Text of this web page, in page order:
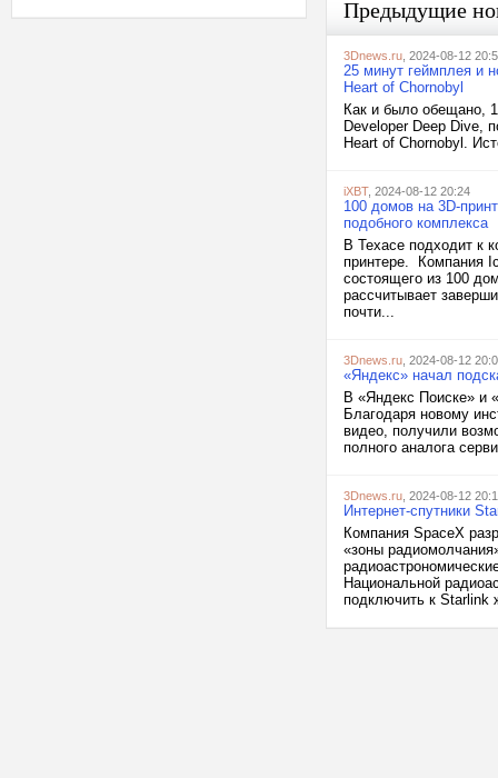
Предыдущие
3Dnews.ru , 2024-08-12
25 минут геймплея и
Heart of Chornobyl
Как и было обещано,
Developer Deep Dive,
Heart of Chornobyl.
iXBT, 2024-08-12 20:24
100 домов на 3D-
подобного комплекса
В Техасе подходит к
принтере. Компания
состоящего из 100
рассчитывает
почти...
3Dnews.ru , 2024-08-12
«Яндекс» начал
В «Яндекс Поиске» и
Благодаря новому
видео, получили
полного аналога
3Dnews.ru , 2024-08-12
Интернет-спутники
Компания SpaceX
«зоны
Национальной
подключить к Starlink